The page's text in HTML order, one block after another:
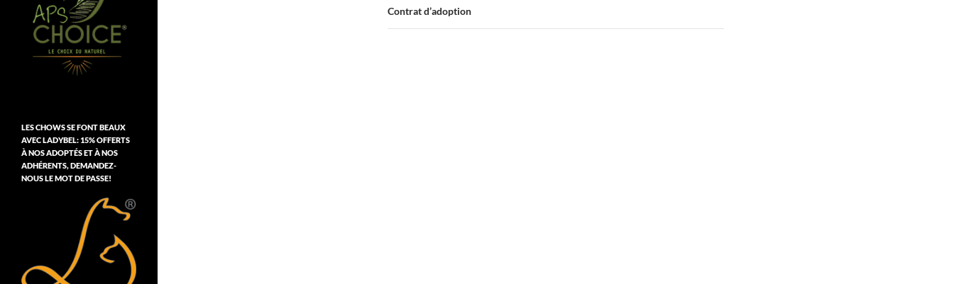
Contrat d’adoption
LES CHOWS SE FONT BEAUX
AVEC LADYBEL: 15% OFFERTS
À NOS ADOPTÉS ET À NOS
ADHÉRENTS, DEMANDEZ-
NOUS LE MOT DE PASSE!